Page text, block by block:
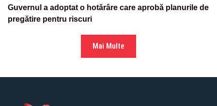
Guvernul a adoptat o hotărâre care aprobă planurile de
pregătire pentru riscuri
Mai Multe